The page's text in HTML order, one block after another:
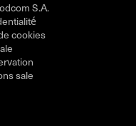
S.A.
cookies
sale